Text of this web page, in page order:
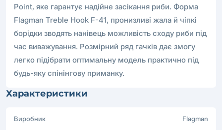
Point, яке гарантує надійне засікання риби. Форма
Flagman Treble Hook F-41, пронизливі жала й чіпкі
борідки зводять нанівець можливість сходу риби під
час виважування. Розмірний ряд гачків дає змогу
легко підібрати оптимальну модель практично під
будь-яку спінінгову приманку.
Характеристики
Виробник Flagman